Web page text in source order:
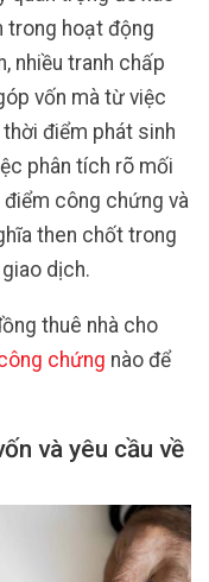
trong hoạt động
nhiều tranh chấp
vốn mà từ việc
điểm phát sinh
phân tích rõ mối
công chứng và
then chốt trong
dịch.
thuê nhà cho
chứng nào để
và yêu cầu về